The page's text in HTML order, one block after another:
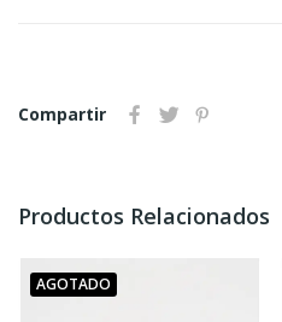
Compartir
Productos Relacionados
AGOTADO